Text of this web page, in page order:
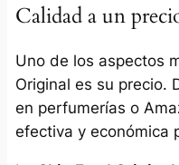
Calidad a un
Uno de los aspectos
Original es su precio.
en perfumerías o
efectiva y económica